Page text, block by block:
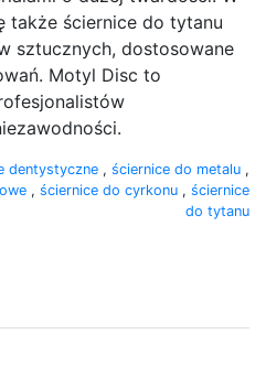
także ściernice do tytanu
sztucznych, dostosowane
Motyl Disc to
dentystyczne , ściernice do metalu ,
, ściernice do cyrkonu , ściernice
do tytanu